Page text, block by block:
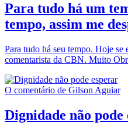
Para tudo há um
tempo, assim me
Para tudo há seu tempo. Hoje
comentarista da CBN. Muito
O comentário de Gilson Aguiar
Dignidade não pode